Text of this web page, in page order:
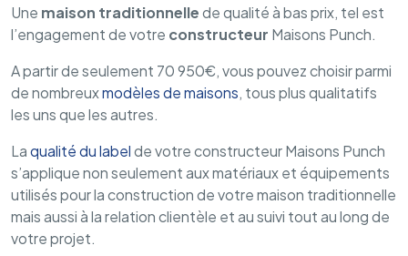
Une maison traditionnellede qualité à bas prix, tel est
l’engagement de votre constructeur Maisons Punch.
A partir de seulement 70 950€, vous pouvez choisir parmi
de nombreuxmodèles de maisons, tous plus qualitatifs
les uns que les autres.
Laqualité du labelde votre constructeur Maisons Punch
s’applique non seulement aux matériaux et équipements
utilisés pour la construction de votre maison traditionnelle
mais aussi à la relation clientèle et au suivi tout au long de
votre projet.